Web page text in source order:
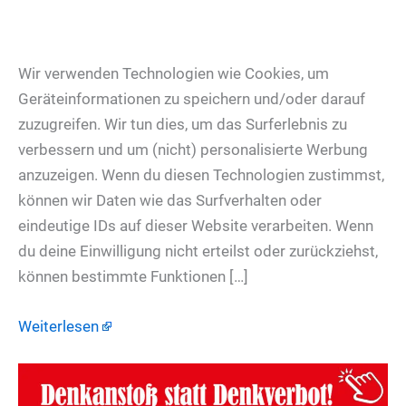
Wir verwenden Technologien wie Cookies, um
Geräteinformationen zu speichern und/oder darauf
zuzugreifen. Wir tun dies, um das Surferlebnis zu
verbessern und um (nicht) personalisierte Werbung
anzuzeigen. Wenn du diesen Technologien zustimmst,
können wir Daten wie das Surfverhalten oder
eindeutige IDs auf dieser Website verarbeiten. Wenn
du deine Einwilligung nicht erteilst oder zurückziehst,
können bestimmte Funktionen […]
Weiterlesen